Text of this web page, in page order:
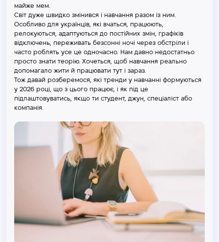
майже мем.
Світ дуже швидко змінився і навчання разом із ним.
Особливо для українців, які вчаться, працюють,
релокуються, адаптуються до постійних змін, графіків
відключень, переживать безсонні ночі через обстріли і
часто роблять усе це одночасно. Нам давно недостатньо
просто знати теорію. Хочеться, щоб навчання реально
допомагало жити й працювати тут і зараз.
Тож давай розберемося, які тренди у навчанні формуються
у 2026 році, що з цього працює, і як під це
підлаштовуватись, якщо ти студент, джун, спеціаліст або
компанія.